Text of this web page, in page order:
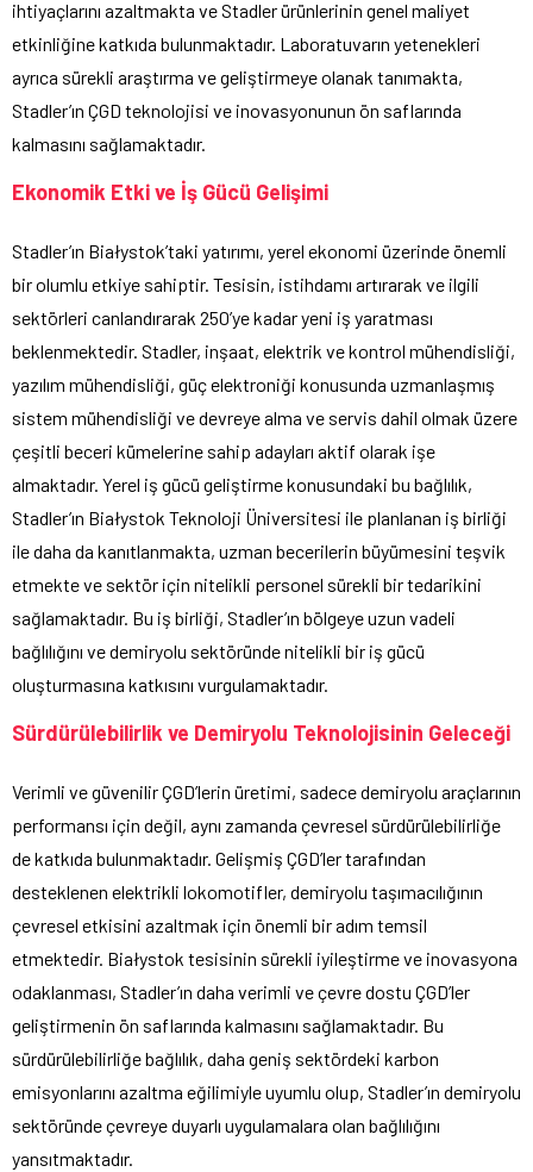
ihtiyaçlarını azaltmakta ve Stadler ürünlerinin genel maliyet
etkinliğine katkıda bulunmaktadır. Laboratuvarın yetenekleri
ayrıca sürekli araştırma ve geliştirmeye olanak tanımakta,
Stadler’ın ÇGD teknolojisi ve inovasyonunun ön saflarında
kalmasını sağlamaktadır.
Ekonomik Etki ve İş Gücü Gelişimi
Stadler’ın Białystok’taki yatırımı, yerel ekonomi üzerinde önemli
bir olumlu etkiye sahiptir. Tesisin, istihdamı artırarak ve ilgili
sektörleri canlandırarak 250’ye kadar yeni iş yaratması
beklenmektedir. Stadler, inşaat, elektrik ve kontrol mühendisliği,
yazılım mühendisliği, güç elektroniği konusunda uzmanlaşmış
sistem mühendisliği ve devreye alma ve servis dahil olmak üzere
çeşitli beceri kümelerine sahip adayları aktif olarak işe
almaktadır. Yerel iş gücü geliştirme konusundaki bu bağlılık,
Stadler’ın Białystok Teknoloji Üniversitesi ile planlanan iş birliği
ile daha da kanıtlanmakta, uzman becerilerin büyümesini teşvik
etmekte ve sektör için nitelikli personel sürekli bir tedarikini
sağlamaktadır. Bu iş birliği, Stadler’ın bölgeye uzun vadeli
bağlılığını ve demiryolu sektöründe nitelikli bir iş gücü
oluşturmasına katkısını vurgulamaktadır.
Sürdürülebilirlik ve Demiryolu Teknolojisinin Geleceği
Verimli ve güvenilir ÇGD’lerin üretimi, sadece demiryolu araçlarının
performansı için değil, aynı zamanda çevresel sürdürülebilirliğe
de katkıda bulunmaktadır. Gelişmiş ÇGD’ler tarafından
desteklenen elektrikli lokomotifler, demiryolu taşımacılığının
çevresel etkisini azaltmak için önemli bir adım temsil
etmektedir. Białystok tesisinin sürekli iyileştirme ve inovasyona
odaklanması, Stadler’ın daha verimli ve çevre dostu ÇGD’ler
geliştirmenin ön saflarında kalmasını sağlamaktadır. Bu
sürdürülebilirliğe bağlılık, daha geniş sektördeki karbon
emisyonlarını azaltma eğilimiyle uyumlu olup, Stadler’ın demiryolu
sektöründe çevreye duyarlı uygulamalara olan bağlılığını
yansıtmaktadır.